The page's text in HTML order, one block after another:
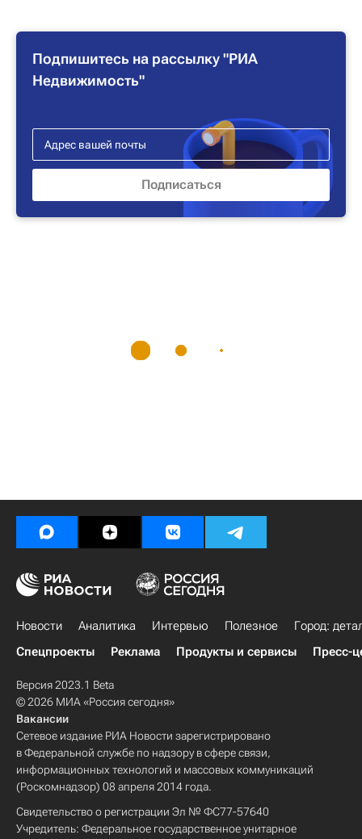
Подпишитесь на рассылку "РИА
Недвижимость"
Новости Аналитика Интервью Полезное
Город:
Спецпроекты
Реклама Продукты и сервисы Пресс-
Версия 2023.1 Beta
© 2026 МИА «Россия сегодня»
Вакансии
Сетевое издание РИА Новости зарегистрировано
в Федеральной службе по надзору в сфере связи,
информационных технологий и массовых коммуникаций
(Роскомнадзор) 08 апреля 2014 года.
Свидетельство о регистрации Эл № ФС77-57640
Учредитель: Федеральное государственное унитарное